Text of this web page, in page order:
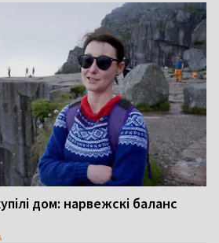
дом: нарвежскі баланс